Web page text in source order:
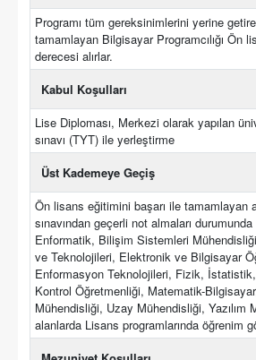
Programı tüm gereksinimlerini yerine
tamamlayan Bilgisayar Programcılığı Ön
derecesi alırlar.
Kabul Koşulları
Lise Diploması, Merkezi olarak yapılan
sınavı (TYT) ile yerleştirme
Üst Kademeye Geçiş
Ön lisans eğitimini başarı ile tamamlayan
sınavından geçerli not almaları
Enformatik, Bilişim Sistemleri
ve Teknolojileri, Elektronik ve Bilgisayar
Enformasyon Teknolojileri, Fizik,
Kontrol Öğretmenliği, Matematik-
Mühendisliği, Uzay Mühendisliği, Yazılım
alanlarda Lisans programlarında öğrenim